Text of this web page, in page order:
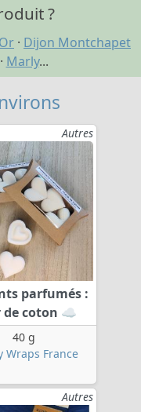
?
· Dijon Montchapet
· Marly...
Autres
parfumés :
de coton ☁️
40 g
Wraps France
Autres